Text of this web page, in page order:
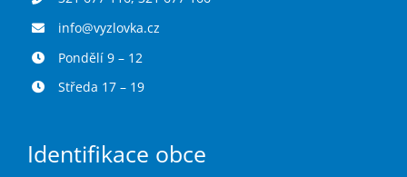
info@vyzlovka.cz
Pondělí 9 – 12
Středa 17 – 19
Identifikace obce